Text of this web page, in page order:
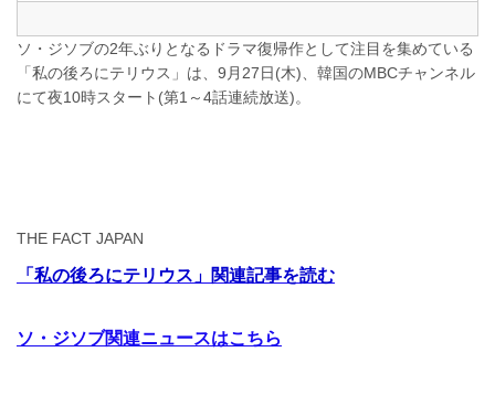
ソ・ジソブの2年ぶりとなるドラマ復帰作として注目を集めている
「私の後ろにテリウス」は、9月27日(木)、韓国のMBCチャンネル
にて夜10時スタート(第1～4話連続放送)。
THE FACT JAPAN
「私の後ろにテリウス」関連記事を読む
ソ・ジソブ関連ニュースはこちら